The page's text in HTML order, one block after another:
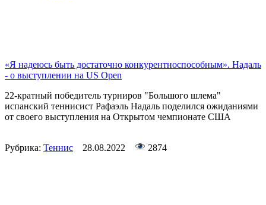
«Я надеюсь быть достаточно конкурентноспособным». Надаль
- о выступлении на US Open
22-кратный победитель турниров "Большого шлема"
испанcкий теннисист Рафаэль Надаль поделился ожиданиями
от своего выступления на Открытом чемпионате США
Рубрика: Теннис 28.08.2022 2874